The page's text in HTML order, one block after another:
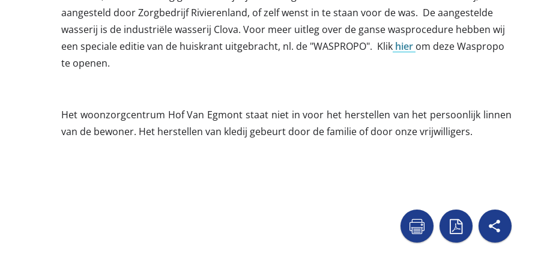
aangesteld door Zorgbedrijf Rivierenland, of zelf wenst in te staan voor de was. De aangestelde
wasserij is de industriële wasserij Clova. Voor meer uitleg over de ganse wasprocedure hebben wij
een speciale editie van de huiskrant uitgebracht, nl. de "WASPROPO". Klik hier om deze Waspropo
te openen.
Het woonzorgcentrum Hof Van Egmont staat niet in voor het herstellen van het persoonlijk linnen
van de bewoner. Het herstellen van kledij gebeurt door de familie of door onze vrijwilligers.
